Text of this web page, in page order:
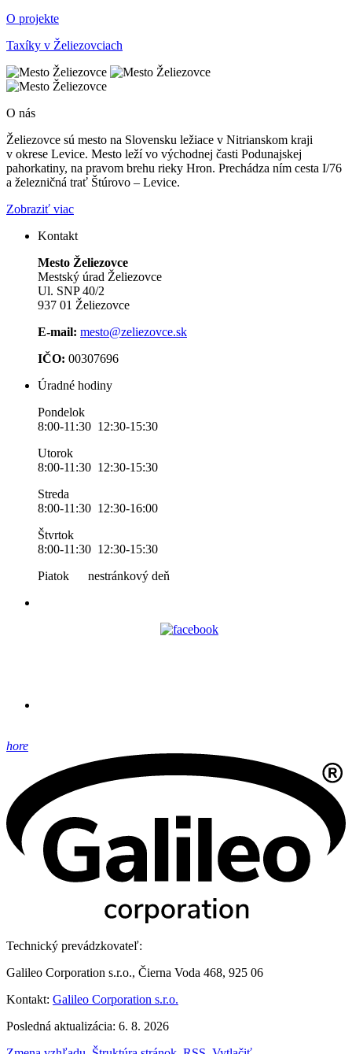
O projekte
Taxíky v Želiezovciach
O nás
Želiezovce sú mesto na Slovensku ležiace v Nitrianskom kraji
v okrese Levice. Mesto leží vo východnej časti Podunajskej
pahorkatiny, na pravom brehu rieky Hron. Prechádza ním cesta I/76
a železničná trať Štúrovo – Levice.
Zobraziť viac
Kontakt
Mesto Želiezovce
Mestský úrad Želiezovce
Ul. SNP 40/2
937 01 Želiezovce
E-mail: mesto@zeliezovce.sk
IČO: 00307696
Úradné hodiny
Pondelok
8:00-11:30 12:30-15:30
Utorok
8:00-11:30 12:30-15:30
Streda
8:00-11:30 12:30-16:00
Štvrtok
8:00-11:30 12:30-15:30
Piatok nestránkový deň
hore
Technický prevádzkovateľ:
Galileo Corporation s.r.o., Čierna Voda 468, 925 06
Kontakt: Galileo Corporation s.r.o.
Posledná aktualizácia: 6. 8. 2026